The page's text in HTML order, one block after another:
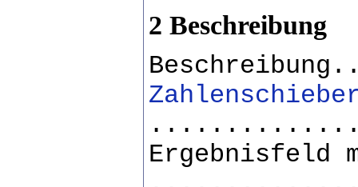
2 Beschreibung
Ergebnisfeld